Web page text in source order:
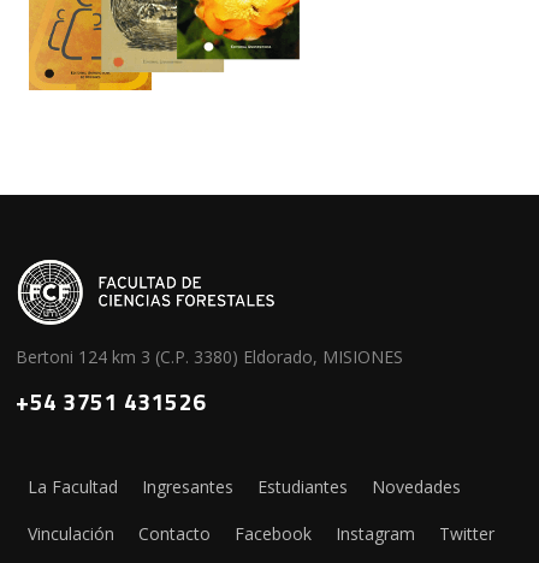
Bertoni 124 km 3 (C.P. 3380) Eldorado, MISIONES
+54 3751 431526
La Facultad Ingresantes Estudiantes Novedades
Vinculación Contacto Facebook Instagram Twitter